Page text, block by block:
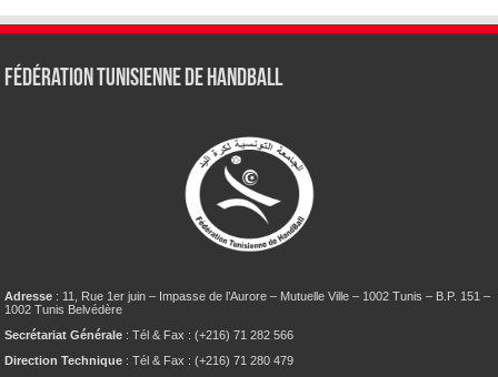
Fédération tunisienne de Handball
Adresse : 11, Rue 1er juin – Impasse de l’Aurore – Mutuelle Ville – 1002 Tunis – B.P. 151 –
1002 Tunis Belvédère
Secrétariat Générale : Tél & Fax : (+216) 71 282 566
Direction Technique : Tél & Fax : (+216) 71 280 479